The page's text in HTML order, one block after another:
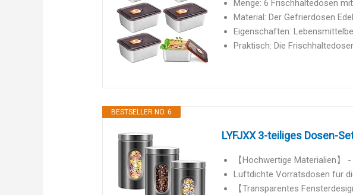
Menge: 6 Frischhaltedosen
Material: Der Gefrierdosen
Eigenschaften:
Praktisch: Die
BESTSELLER NO. 6
LYFJXX 3-teiliges Dosen-
【Hochwertige Materialien
Luftdichte Vorratsdosen für
【Transparentes